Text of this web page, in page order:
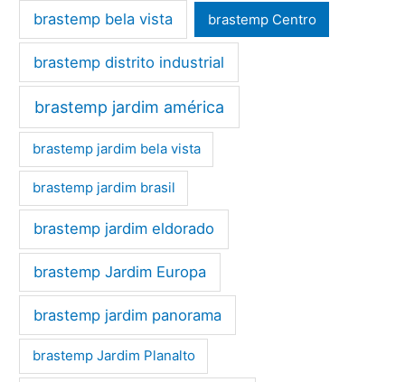
brastemp bela vista brastemp Centro
brastemp distrito industrial
brastemp jardim américa
brastemp jardim bela vista
brastemp jardim brasil
brastemp jardim eldorado
brastemp Jardim Europa
brastemp jardim panorama
brastemp Jardim Planalto